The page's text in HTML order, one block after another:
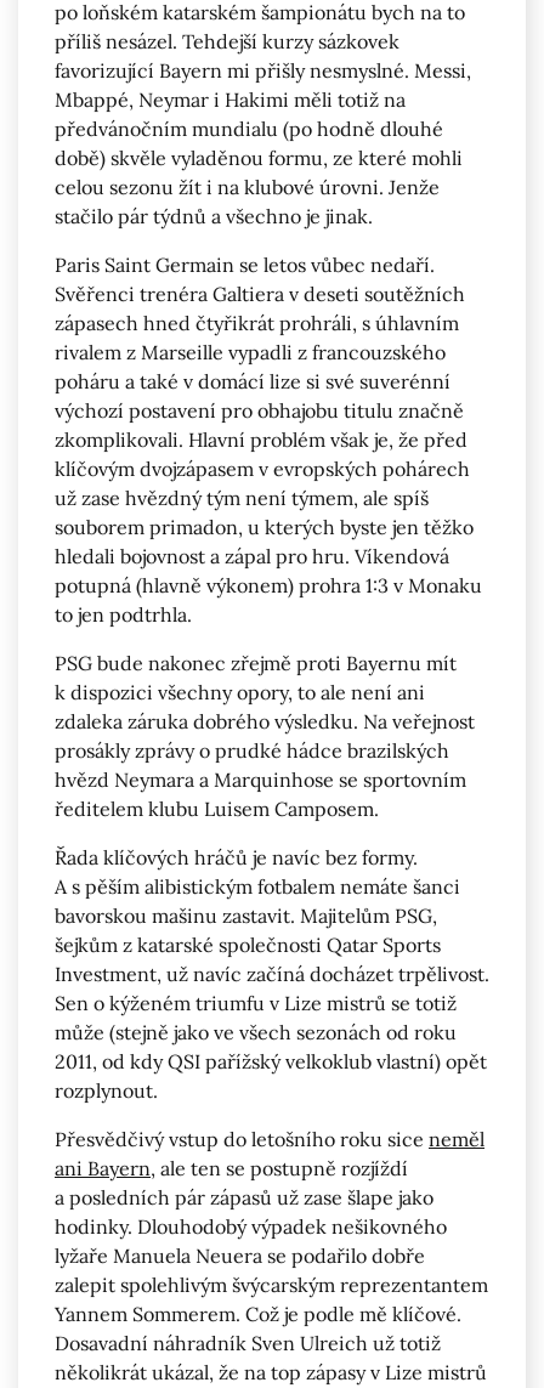
po loňském katarském šampionátu bych na to
příliš nesázel. Tehdejší kurzy sázkovek
favorizující Bayern mi přišly nesmyslné. Messi,
Mbappé, Neymar i Hakimi měli totiž na
předvánočním mundialu (po hodně dlouhé
době) skvěle vyladěnou formu, ze které mohli
celou sezonu žít i na klubové úrovni. Jenže
stačilo pár týdnů a všechno je jinak.
Paris Saint Germain se letos vůbec nedaří.
Svěřenci trenéra Galtiera v deseti soutěžních
zápasech hned čtyřikrát prohráli, s úhlavním
rivalem z Marseille vypadli z francouzského
poháru a také v domácí lize si své suverénní
výchozí postavení pro obhajobu titulu značně
zkomplikovali. Hlavní problém však je, že před
klíčovým dvojzápasem v evropských pohárech
už zase hvězdný tým není týmem, ale spíš
souborem primadon, u kterých byste jen těžko
hledali bojovnost a zápal pro hru. Víkendová
potupná (hlavně výkonem) prohra 1:3 v Monaku
to jen podtrhla.
PSG bude nakonec zřejmě proti Bayernu mít
k dispozici všechny opory, to ale není ani
zdaleka záruka dobrého výsledku. Na veřejnost
prosákly zprávy o prudké hádce brazilských
hvězd Neymara a Marquinhose se sportovním
ředitelem klubu Luisem Camposem.
Řada klíčových hráčů je navíc bez formy.
A s pěším alibistickým fotbalem nemáte šanci
bavorskou mašinu zastavit. Majitelům PSG,
šejkům z katarské společnosti Qatar Sports
Investment, už navíc začíná docházet trpělivost.
Sen o kýženém triumfu v Lize mistrů se totiž
může (stejně jako ve všech sezonách od roku
2011, od kdy QSI pařížský velkoklub vlastní) opět
rozplynout.
Přesvědčivý vstup do letošního roku sice neměl
ani Bayern, ale ten se postupně rozjíždí
a posledních pár zápasů už zase šlape jako
hodinky. Dlouhodobý výpadek nešikovného
lyžaře Manuela Neuera se podařilo dobře
zalepit spolehlivým švýcarským reprezentantem
Yannem Sommerem. Což je podle mě klíčové.
Dosavadní náhradník Sven Ulreich už totiž
několikrát ukázal, že na top zápasy v Lize mistrů